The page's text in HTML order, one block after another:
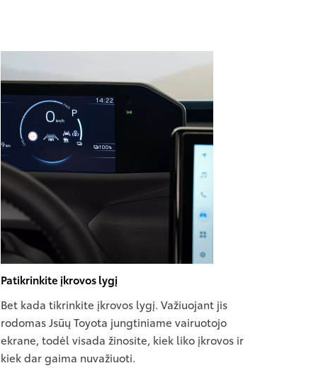
Patikrinkite įkrovos lygį
Bet kada tikrinkite įkrovos lygį. Važiuojant jis
rodomas Jsūų Toyota jungtiniame vairuotojo
ekrane, todėl visada žinosite, kiek liko įkrovos ir
kiek dar gaima nuvažiuoti.